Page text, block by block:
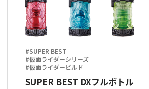
#SUPER BEST
#仮面ライダーシリーズ
#仮面ライダービルド
SUPER BEST DXフルボトル